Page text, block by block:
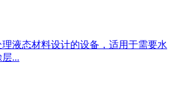
液态材料设计的设备，适用于需要水
...